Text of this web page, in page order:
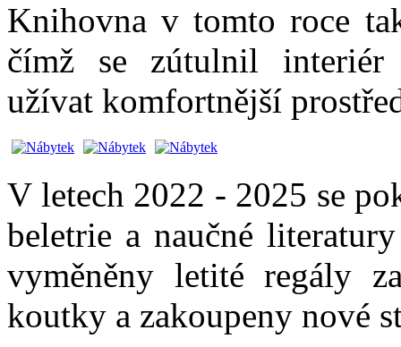
Knihovna v tomto roce
čímž se zútulnil
užívat komfortnější
V letech 2022 - 2025 se
beletrie a naučné
vyměněny letité regály
koutky a zakoupeny nové